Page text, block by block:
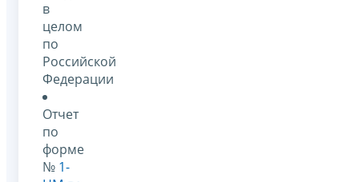
в
целом
по
Российской
Федерации
Отчет
по
форме
№ 1-